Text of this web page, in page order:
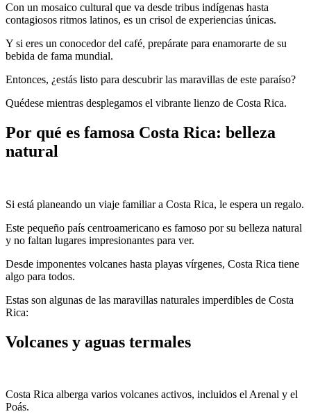
Con un mosaico cultural que va desde tribus indígenas hasta
contagiosos ritmos latinos, es un crisol de experiencias únicas.
Y si eres un conocedor del café, prepárate para enamorarte de su
bebida de fama mundial.
Entonces, ¿estás listo para descubrir las maravillas de este paraíso?
Quédese mientras desplegamos el vibrante lienzo de Costa Rica.
Por qué es famosa Costa Rica: belleza
natural
Si está planeando un viaje familiar a Costa Rica, le espera un regalo.
Este pequeño país centroamericano es famoso por su belleza natural
y no faltan lugares impresionantes para ver.
Desde imponentes volcanes hasta playas vírgenes, Costa Rica tiene
algo para todos.
Estas son algunas de las maravillas naturales imperdibles de Costa
Rica:
Volcanes y aguas termales
Costa Rica alberga varios volcanes activos, incluidos el Arenal y el
Poás.